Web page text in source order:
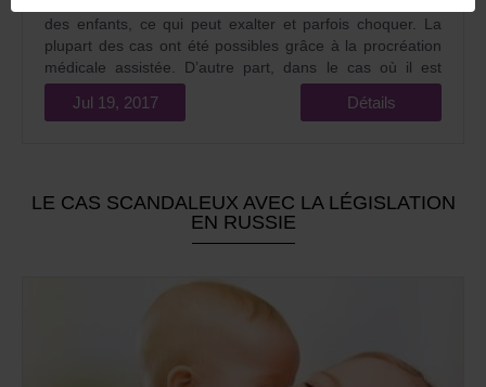
des enfants, ce qui peut exalter et parfois choquer. La
plupart des cas ont été possibles grâce à la procréation
médicale assistée. D’autre part, dans le cas où il est
impossible de concevoir et de porter indépendamment
les enfants sains, la fécondation artificielle, comme un
Jul 19, 2017 Détails
LE CAS SCANDALEUX AVEC LA LÉGISLATION
EN RUSSIE